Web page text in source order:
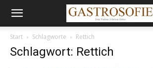
Start Schlagworte Rettich
Schlagwort: Rettich